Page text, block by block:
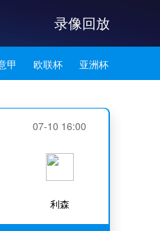
录像回放
甲 欧联杯 亚洲杯
07-10 16:00
利森